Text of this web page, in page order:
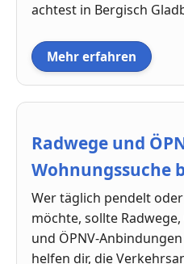
achtest in Bergisch
Mehr erfahren
Radwege und
Wohnungssuche
Wer täglich pendelt
möchte, sollte
und ÖPNV-
helfen dir, die